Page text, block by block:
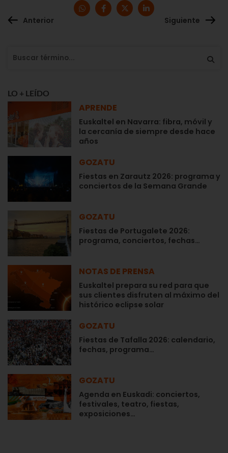
Anterior Siguiente
LO + LEÍDO
APRENDE
Euskaltel en Navarra: fibra, móvil y
la cercanía de siempre desde hace
años
GOZATU
Fiestas en Zarautz 2026: programa y
conciertos de la Semana Grande
GOZATU
Fiestas de Portugalete 2026:
programa, conciertos, fechas…
NOTAS DE PRENSA
Euskaltel prepara su red para que
sus clientes disfruten al máximo del
histórico eclipse solar
GOZATU
Fiestas de Tafalla 2026: calendario,
fechas, programa…
GOZATU
Agenda en Euskadi: conciertos,
festivales, teatro, fiestas,
exposiciones…